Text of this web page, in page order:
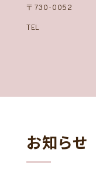
〒730-0052
TEL
お知らせ